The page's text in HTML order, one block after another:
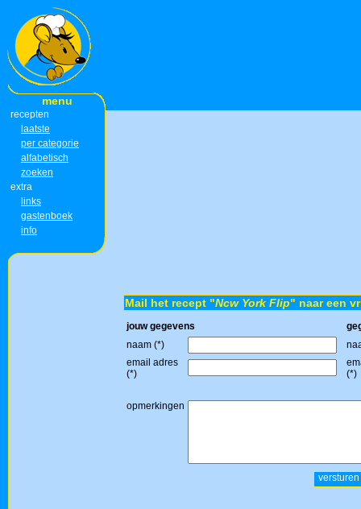
menu
recepten
laatste
per categorie
alfabetisch
zoeken
extra
links
gastenboek
info
Mail het recept "Ncw York Flip" naar een
jouw gegevens
naam (*)
email adres
(*)
(*)
opmerkingen